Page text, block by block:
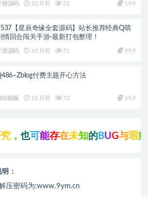
游源码 10 月前 51 19.9
【星辰奇缘全套源码】站长推荐经典Q萌
情回合闯关手游-最新打包整理！
游源码 10 月前 51 99.9
付费主题开心方法
站模板 10 月前 72 19.9
，也 可能 存在未知的BUG与瑕疵，
：
压密码为:www.9ym.cn